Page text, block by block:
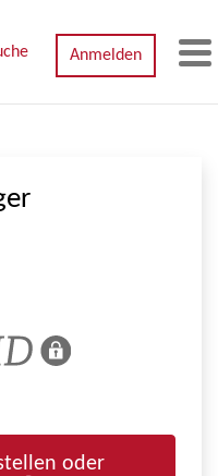
Anmelden
oder